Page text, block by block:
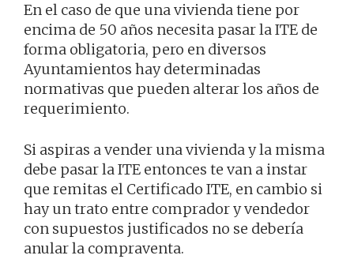
En el caso de que una vivienda tiene por
encima de 50 años necesita pasar la ITE de
forma obligatoria, pero en diversos
Ayuntamientos hay determinadas
normativas que pueden alterar los años de
requerimiento.
Si aspiras a vender una vivienda y la misma
debe pasar la ITE entonces te van a instar
que remitas el Certificado ITE, en cambio si
hay un trato entre comprador y vendedor
con supuestos justificados no se debería
anular la compraventa.